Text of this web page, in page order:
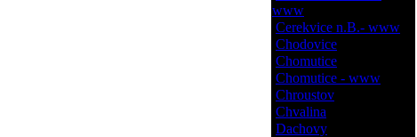
www
Cerekvice n.B.- www
Chodovice
Chomutice
Chomutice - www
Chroustov
Chvalina
Dachovy